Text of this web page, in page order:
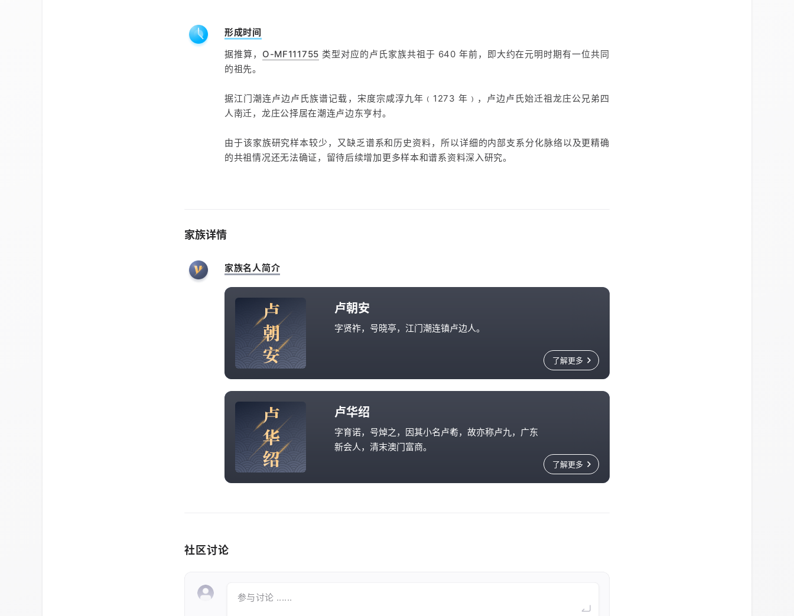
形成时间
据推算， O-MF111755 类型对应的卢氏家族共祖于 640 年前，即大约在元明时期有一位共同
的祖先。
据江门潮连卢边卢氏族谱记载，宋度宗咸淳九年﹙1273 年﹚，卢边卢氏始迁祖龙庄公兄弟四
人南迁，龙庄公择居在潮连卢边东亨村。
由于该家族研究样本较少，又缺乏谱系和历史资料，所以详细的内部支系分化脉络以及更精确
的共祖情况还无法确证，留待后续增加更多样本和谱系资料深入研究。
家族详情
家族名人简介
卢
朝
安
卢朝安
字贤祚，号晓亭，江门潮连镇卢边人。
朝安才能出众，堪胜封疆大使之用，奉旨军机处记
名，以封圻用，简放按察使司，钦加二品衔。朝安长
期督战，故患有脚病。清同治五年（1866 年）告疾
了解更多
卢
华
绍
卢华绍
字育诺，号焯之，因其小名卢耇，故亦称卢九，广东
新会人，清末澳门富商。
了解更多
社区讨论
参与讨论 ......